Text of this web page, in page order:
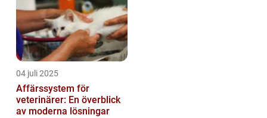
04 juli 2025
Affärssystem för
veterinärer: En överblick
av moderna lösningar